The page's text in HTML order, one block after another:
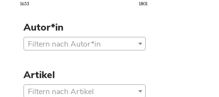
1653 1801
Autor*in
Filtern nach Autor*in
Artikel
Filtern nach Artikel